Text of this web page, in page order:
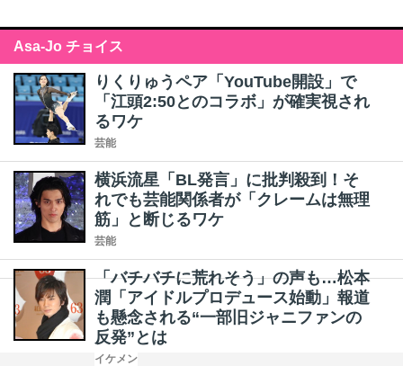
Asa-Jo チョイス
りくりゅうペア「YouTube開設」で
「江頭2:50とのコラボ」が確実視され
るワケ
芸能
横浜流星「BL発言」に批判殺到！そ
れでも芸能関係者が「クレームは無理
筋」と断じるワケ
芸能
「バチバチに荒れそう」の声も…松本
潤「アイドルプロデュース始動」報道
も懸念される“一部旧ジャニファンの
反発”とは
イケメン